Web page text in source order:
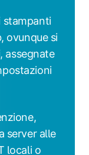
stampanti
ovunque si
assegnate
server alle
locali o